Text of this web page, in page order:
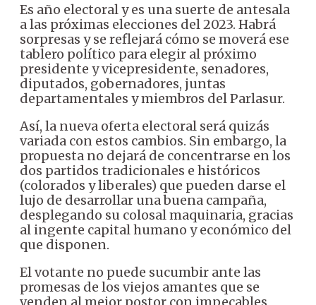
Es año electoral y es una suerte de antesala
a las próximas elecciones del 2023. Habrá
sorpresas y se reflejará cómo se moverá ese
tablero político para elegir al próximo
presidente y vicepresidente, senadores,
diputados, gobernadores, juntas
departamentales y miembros del Parlasur.
Así, la nueva oferta electoral será quizás
variada con estos cambios. Sin embargo, la
propuesta no dejará de concentrarse en los
dos partidos tradicionales e históricos
(colorados y liberales) que pueden darse el
lujo de desarrollar una buena campaña,
desplegando su colosal maquinaria, gracias
al ingente capital humano y económico del
que disponen.
El votante no puede sucumbir ante las
promesas de los viejos amantes que se
venden al mejor postor con impecables